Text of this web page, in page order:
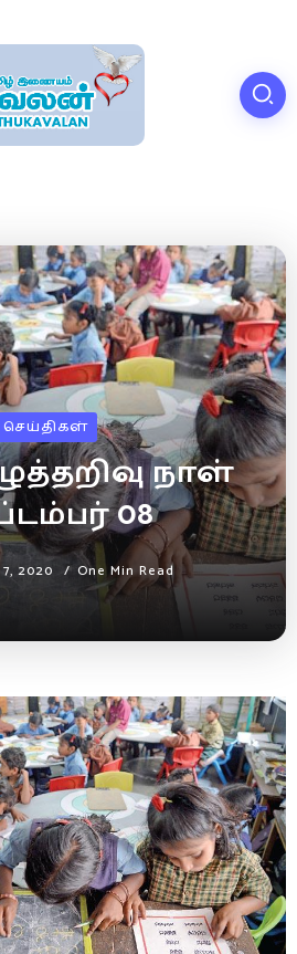
செய்திகள்
நாள்
08
2020 One Min Read